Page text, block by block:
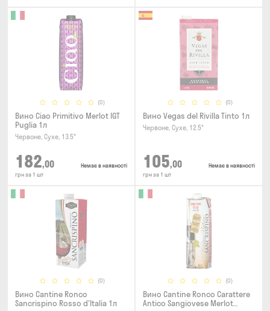
(0)
Вино Ciao Primitivo Merlot IGT
Puglia 1л
Червоне, Сухе, 13.5°
182,00
грн за 1 шт
Немає в наявності
(0)
Вино Vegas del Rivilla Tinto 1л
Червоне, Сухе, 12.5°
105,00
грн за 1 шт
Немає в наявності
(0)
Вино Cantine Ronco
Sancrispino Rosso d'Italia 1л
(0)
Вино Cantine Ronco Carattere
Antico Sangiovese Merlot